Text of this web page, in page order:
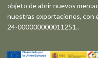
objeto de abrir nuevos
nuestras exportaciones, con
24-000000000011251..